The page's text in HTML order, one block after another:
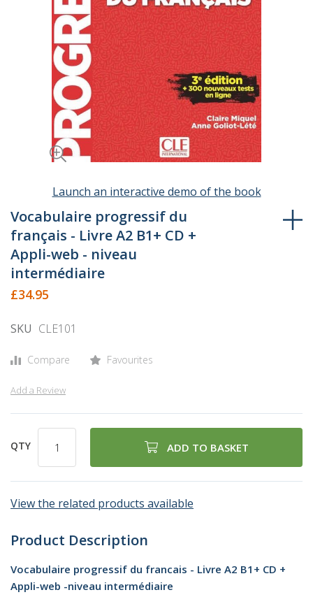
Launch an interactive demo of the book
to
the
beginning
of
the
images
Vocabulaire progressif du
français - Livre A2 B1+ CD +
Appli-web - niveau
intermédiaire
£34.95
SKU CLE101
Compare Favourites
Add a Review
QTY ADD TO BASKET
View the related products available
Product Description
Vocabulaire progressif du francais - Livre A2 B1+ CD +
Appli-web -niveau intermédiaire